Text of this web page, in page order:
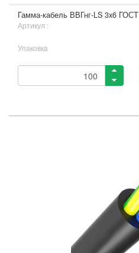
Гамма-кабель ВВГнг-LS 3x6 ГОСТ
Артикул :
Упаковка